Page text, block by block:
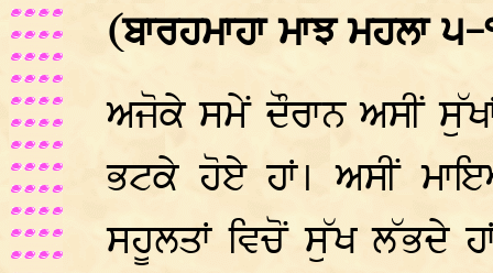
(ਬਾਰਹਮਾਹਾ ਮਾਝ ਮਹਲਾ
ਅਜੋਕੇ ਸਮੇਂ ਦੌਰਾਨ ਅਸੀਂ
ਭਟਕੇ ਹੋਏ ਹਾਂ। ਅਸੀਂ
ਸਹੂਲਤਾਂ ਵਿਚੋਂ ਸੁੱਖ ਲੱਭਦੇ